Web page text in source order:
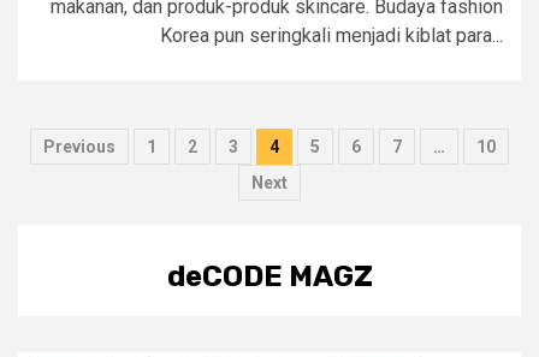
makanan, dan produk-produk skincare. Budaya fashion
Korea pun seringkali menjadi kiblat para...
Posts
Previous 1 2 3 4 5 6 7 …
10
Next
deCODE MAGZ